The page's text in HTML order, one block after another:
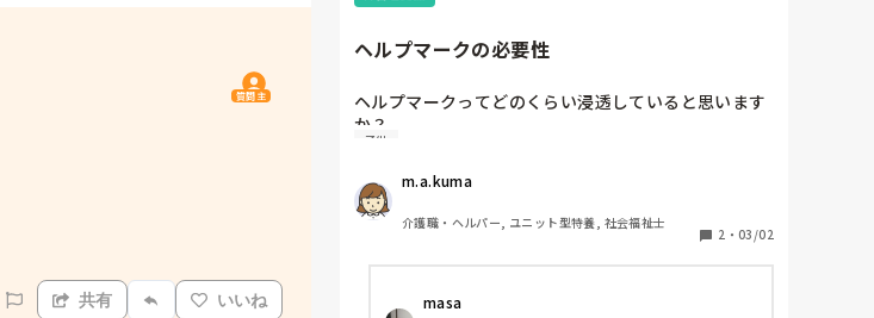
質問主
共有 いいね
ヘルプマークの必要性
ヘルプマークってどのくらい浸透していると思います
か？
時々付けている方も見かけますが、福祉関係の方以外
ないような気がしています。
特に知的障害や精神障害の方が付けていて何かメリッ
トってあるのでしょうか？
子供が知的障害ですが、付けているとマークをジロジ
があります。(揶揄われるなど)
子供
m.a.kuma
介護職・ヘルパー, ユニット型特養, 社会福祉士
2 ・ 03/02
masa